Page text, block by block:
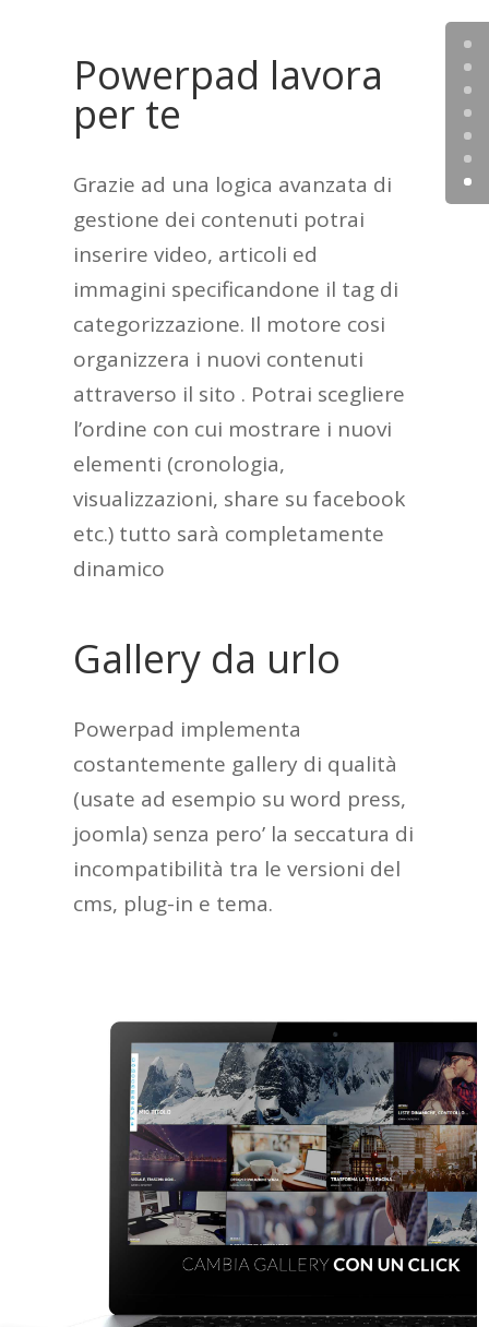
Powerpad lavora
per te
Grazie ad una logica avanzata di
gestione dei contenuti potrai
inserire video, articoli ed
immagini specificandone il tag di
categorizzazione. Il motore cosi
organizzera i nuovi contenuti
attraverso il sito . Potrai scegliere
l’ordine con cui mostrare i nuovi
elementi (cronologia,
visualizzazioni, share su facebook
etc.) tutto sarà completamente
dinamico
Gallery da urlo
Powerpad implementa
costantemente gallery di qualità
(usate ad esempio su word press,
joomla) senza pero’ la seccatura di
incompatibilità tra le versioni del
cms, plug-in e tema.